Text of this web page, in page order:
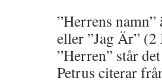
”Herrens
eller ”Jag Är” (2
”Herren” står
Petrus citerar